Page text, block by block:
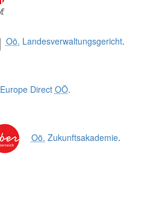
Oö. Landesverwaltungsgericht.
Europe Direct OÖ.
Oö. Zukunftsakademie.